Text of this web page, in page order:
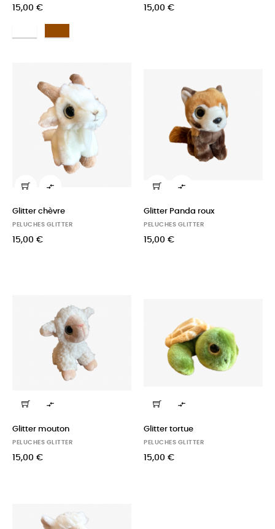
15,00 € 15,00 €

Glitter chèvre
PELUCHES GLITTER
15,00 €

Glitter Panda roux
PELUCHES GLITTER
15,00 €

Glitter mouton
PELUCHES GLITTER
15,00 €

Glitter tortue
PELUCHES GLITTER
15,00 €